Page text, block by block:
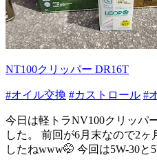
NT100クリッパー DR16T
#オイル交換 #カストロール #
今日は軽トラNV100クリッパ
した。 前回が6月末なので2ヶ
したねwww🤭 今回は5W-30と